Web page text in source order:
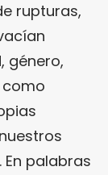
rupturas,
género,
como
palabras